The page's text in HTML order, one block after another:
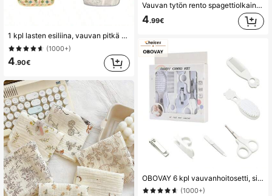
1 kpl lasten esiliina, vauvan pitkä ruokalappu roiskeiden estämiseksi, vedenpitävä ruokalappu, käytettävä väärin päin syötäessä, vauvanruokalappu
(1000+)
4.90€
Vauvan tytön rento spagettiolkain-haalaripuku kevääseen ja kesään
4.99€
OBOVAY 6 kpl vauvanhoitosetti, sisältää vauvan kamman, harjan ja saksien, lasten hoitosetti (sisältää kamman, kynsisaksien ja kynsimuotoilijan), lasten päivittäinen hoitosetti, täydellinen syntymäpäivä- ja juhlalahja, muovimateriaali
(1000+)